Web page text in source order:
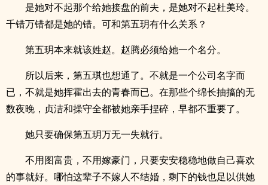
是她对不起那个给她接盘的前夫，是她对不起杜美玲。
千错万错都是她的错。可和第五玥有什么关系？
第五玥本来就该姓赵。赵腾必须给她一个名分。
所以后来，第五琪也想通了。不就是一个公司名字而
已，不就是她挥霍出去的青春而已。在那些个绵长抽搐的无
数夜晚，贞洁和操守全都被她亲手捏碎，早都不重要了。
她只要确保第五玥万无一失就行。
不用图富贵，不用嫁豪门，只要安安稳稳地做自己喜欢
的事就好。哪怕这辈子不嫁人不结婚，剩下的钱也足以供她